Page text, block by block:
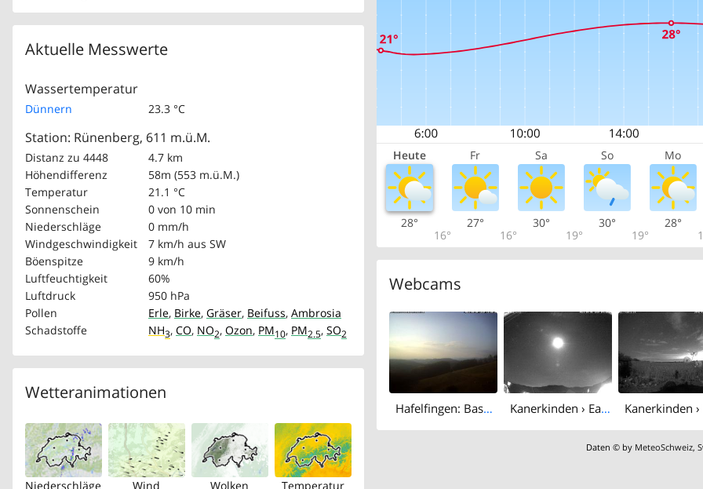
Aktuelle Messwerte
Wassertemperatur
Dünnern 23.3 °C
Station: Rünenberg, 611 m.ü.M.
Distanz zu 4448
4.7 km
Höhendifferenz
58m (553 m.ü.M.)
Temperatur
21.1 °C
Sonnenschein
0 von 10 min
Niederschläge
0 mm/h
Windgeschwindigkeit
7 km/h aus SW
Böenspitze
9 km/h
Luftfeuchtigkeit
60%
Luftdruck
950 hPa
Pollen
Erle, Birke, Gräser, Beifuss, Ambrosia
Schadstoffe
NH3, CO, NO2, Ozon, PM10, PM2.5, SO2
Wetteranimationen
Niederschläge Wind Wolken Temperatur
Heute Fr Sa So Mo
28°
16°
27°
16°
30°
19°
30°
19°
28°
Webcams
Hafelfingen: Baselland Tourismus - Bad Ramsach, Läufelfingen Kanerkinden › East: Wisenberg
Daten © by MeteoSchweiz,